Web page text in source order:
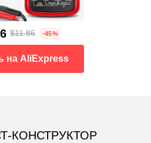
$11.86 -45%
на AliExpress
КОНСТРУКТОР